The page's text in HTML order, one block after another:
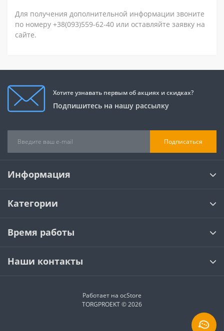
Для получения дополнительной информации звоните
по номеру +38(093)559-62-40 или оставляйте заявку на
сайте.
Хотите узнавать первым об акциях и скидках?
Подпишитесь на нашу рассылку
Подписаться
Информация
Категории
Время работы
Наши контакты
Работает на ocStore
TORGPROEKT © 2026